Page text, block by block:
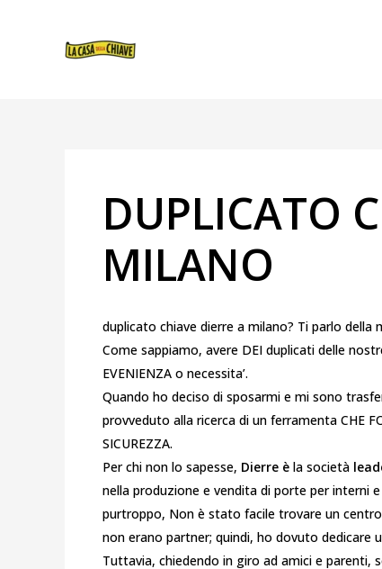
CONTENUTO
DUPLICATO
MILANO
duplicato chiave dierre a milano? Ti parlo
Come sappiamo, avere DEI duplicati delle
EVENIENZA o necessita’.
Quando ho deciso di sposarmi e mi sono
provveduto alla ricerca di un ferramenta CHE
SICUREZZA.
Per chi non lo sapesse, Dierre è la società
nella produzione e vendita di porte per interni
purtroppo, Non è stato facile trovare un
non erano partner; quindi, ho dovuto dedicare
Tuttavia, chiedendo in giro ad amici e parenti,